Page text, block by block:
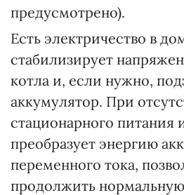
предусмотрено).
Есть электричество в
стабилизирует
котла и, если нужно,
аккумулятор. При
стационарного питания
преобразует энергию
переменного тока,
продолжить нормальную